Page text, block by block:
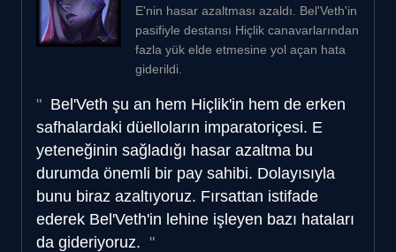
E'nin hasar azaltması azaldı. Bel'Veth'in
pasifiyle destansı Hiçlik canavarlarından
fazla yük elde etmesine yol açan hata
giderildi.
Bel'Veth şu an hem Hiçlik'in hem de erken
safhalardaki düelloların imparatoriçesi. E
yeteneğinin sağladığı hasar azaltma bu
durumda önemli bir pay sahibi. Dolayısıyla
bunu biraz azaltıyoruz. Fırsattan istifade
ederek Bel'Veth'in lehine işleyen bazı hataları
da gideriyoruz.